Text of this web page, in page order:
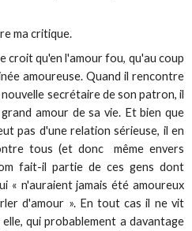
ma critique.
croit qu'en l'amour fou, qu'au coup
amoureuse. Quand il rencontre
secrétaire de son patron, il
amour de sa vie. Et bien que
pas d'une relation sérieuse, il en
tous (et donc même envers
fait-il partie de ces gens dont
« n'auraient jamais été amoureux
d'amour ». En tout cas il ne vit
qui probablement a davantage